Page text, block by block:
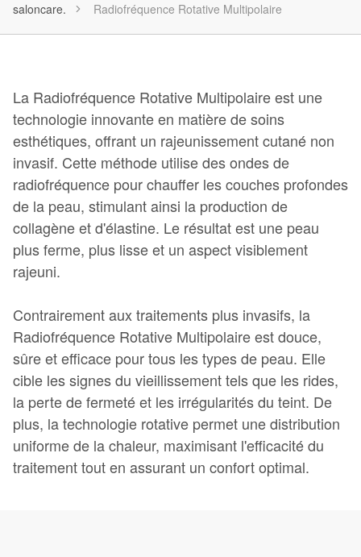
saloncare. Radiofréquence Rotative Multipolaire
La Radiofréquence Rotative Multipolaire est une
technologie innovante en matière de soins
esthétiques, offrant un rajeunissement cutané non
invasif. Cette méthode utilise des ondes de
radiofréquence pour chauffer les couches profondes
de la peau, stimulant ainsi la production de
collagène et d'élastine. Le résultat est une peau
plus ferme, plus lisse et un aspect visiblement
rajeuni.
Contrairement aux traitements plus invasifs, la
Radiofréquence Rotative Multipolaire est douce,
sûre et efficace pour tous les types de peau. Elle
cible les signes du vieillissement tels que les rides,
la perte de fermeté et les irrégularités du teint. De
plus, la technologie rotative permet une distribution
uniforme de la chaleur, maximisant l'efficacité du
traitement tout en assurant un confort optimal.